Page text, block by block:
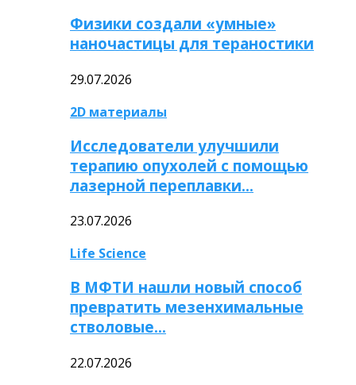
Физики создали «умные»
наночастицы для тераностики
29.07.2026
2D материалы
Исследователи улучшили
терапию опухолей с помощью
лазерной переплавки…
23.07.2026
Life Science
В МФТИ нашли новый способ
превратить мезенхимальные
стволовые…
22.07.2026